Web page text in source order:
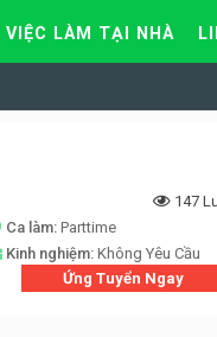
VIỆC LÀM TẠI NHÀ
147
Ca làm: Parttime
Kinh nghiệm: Không Yêu Cầu
Ứng Tuyển Ngay